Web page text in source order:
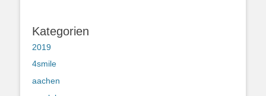
Kategorien
2019
4smile
aachen